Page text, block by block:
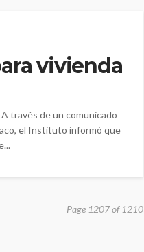
vivienda
través de un comunicado
el Instituto informó que
Page 1207 of 1210